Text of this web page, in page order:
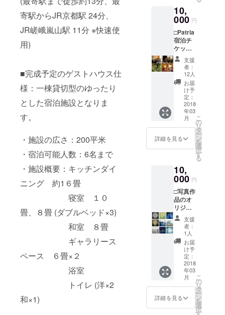
寄駅からJR京都駅 24分、
JR嵯峨嵐山駅 11分 ※快速使
用)
■完成予定のゲストハウス仕
様：一棟貸切型のゆったり
とした宿泊施設となりま
す。
・施設の広さ：200平米
・宿泊可能人数：6名まで
・施設概要：キッチンダイ
ニング 約1６畳
寝室 １０
畳、８畳 (ダブルベッド×3)
和室 ８畳
ギャラリース
ペース ６畳×２
浴室
トイレ (洋×2
和×1)
＊
OMOYA
に隣接
する
シェア
ガーデ
ンで
パー
ティや
BBQな
どをお
楽しみ
くださ
い。駐
車場も
ありま
す。
10,
000 円
□Patria
宿泊チ
ケット×
１（２
名ま
で）(＊)
□トート
バッグ
□ポスト
カード
□お礼の
メッ
セージ -
-----------
-----------
-----------
＊
Patria
Kyotoの
運営す
る2棟の
うちい
ずれか
にご宿
泊いた
だけま
す。
（OMO
YAを除
く）
支援
者：
12人
お届
け予
定：
2018
年03
月
詳細を見る
こ
の
リ
タ
ー
ン
を
選
択
す
る
10,
000 円
□写真作
品のオ
リジナ
ルプリ
ント
（四
切）
（＊）
□ミニ写
真集 ----
-----------
-----------
-----------
------ ＊
Webサ
イトか
支援
者：
1人
お届
け予
定：
2018
年03
月
詳細を見る
こ
の
リ
タ
ー
ン
を
選
択